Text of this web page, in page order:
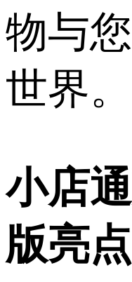
物与
世界。
小店
版亮点